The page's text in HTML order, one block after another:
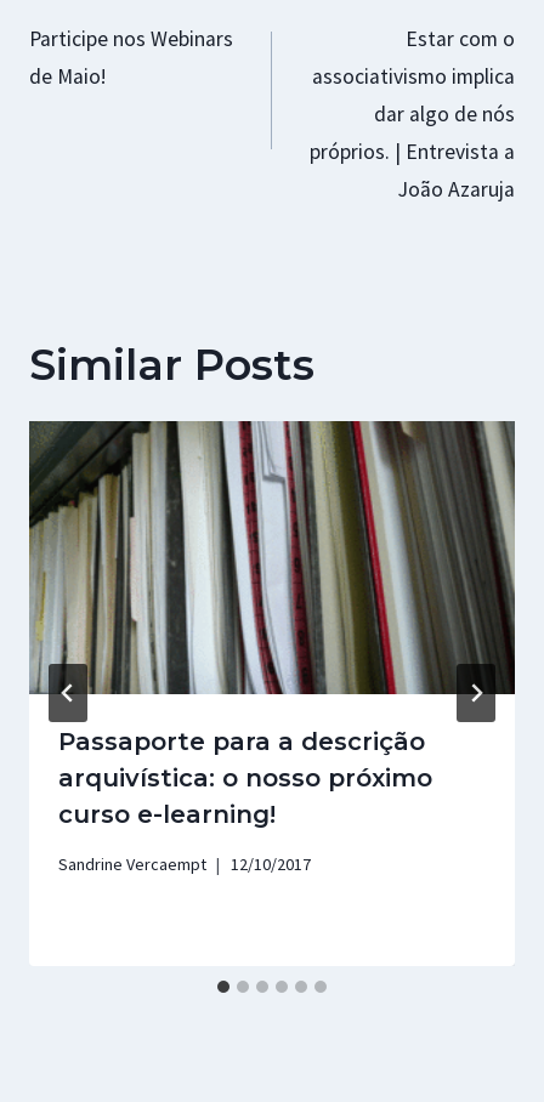
de
Participe nos Webinars
de Maio!
Estar com o
associativismo implica
dar algo de nós
próprios. | Entrevista a
João Azaruja
Similar Posts
Passaporte para a descrição
arquivística: o nosso próximo
curso e-learning!
Sandrine Vercaempt 12/10/2017